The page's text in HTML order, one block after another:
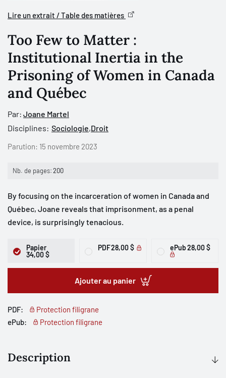
Lire un extrait / Table des matières
Too Few to Matter :
Institutional Inertia in the
Prisoning of Women in Canada
and Québec
Par: Joane Martel
Disciplines: Sociologie,Droit
Parution: 15 novembre 2023
Nb. de pages:200
By focusing on the incarceration of women in Canada and
Québec, Joane reveals that imprisonment, as a penal
device, is surprisingly tenacious.
Papier
34,00 $
PDF28,00 $ ePub28,00 $
Ajouter au panier
PDF:
Protection filigrane
ePub:
Protection filigrane
Description